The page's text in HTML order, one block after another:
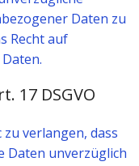
Daten zu
Recht auf
17 DSGVO
zu verlangen, dass
Daten unverzüglich